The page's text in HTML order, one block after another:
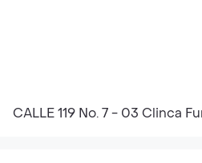
CALLE 119 No. 7 - 03 Clinca